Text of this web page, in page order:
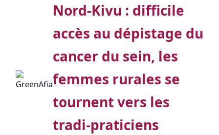
Nord-Kivu : difficile
accès au dépistage du
cancer du sein, les
femmes rurales se
tournent vers les
tradi-praticiens